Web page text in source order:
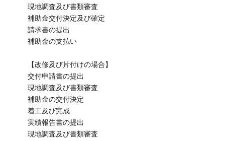
現地調査及び書類審査
補助金交付決定及び確定
請求書の提出
補助金の支払い
【改修及び片付けの場合】
交付申請書の提出
現地調査及び書類審査
補助金の交付決定
着工及び完成
実績報告書の提出
現地調査及び書類審査